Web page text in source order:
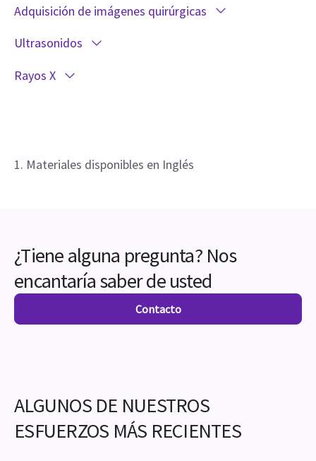
Adquisición de imágenes quirúrgicas
Ultrasonidos
Rayos X
1. Materiales disponibles en Inglés
¿Tiene alguna pregunta? Nos
encantaría saber de usted
Contacto
ALGUNOS DE NUESTROS
ESFUERZOS MÁS RECIENTES